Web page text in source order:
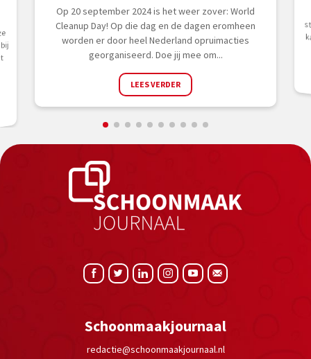
Op 20 september 2024 is het weer zover: World
Cleanup Day! Op die dag en de dagen eromheen
worden er door heel Nederland opruimacties
georganiseerd. Doe jij mee om...
LEES VERDER
Schoonmaakjournaal
redactie@schoonmaakjournaal.nl